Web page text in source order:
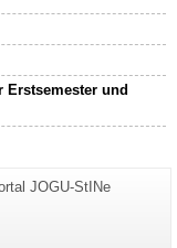
Erstsemester und
JOGU-StINe